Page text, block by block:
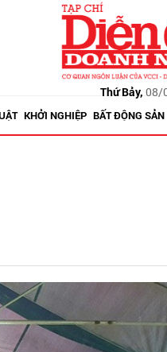
Thứ Bảy, 08/
KHỞI NGHIỆP BẤT ĐỘNG SẢN